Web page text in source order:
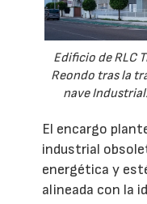
Edificio de RLC
Reondo tras la
nave
El encargo
industrial
energética y
alineada con la